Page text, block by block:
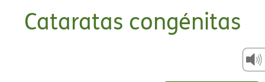
biblioteca
Cataratas congénitas